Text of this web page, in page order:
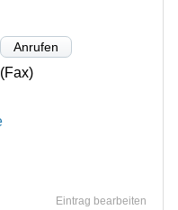
Anrufen
(Fax)
Eintrag bearbeiten